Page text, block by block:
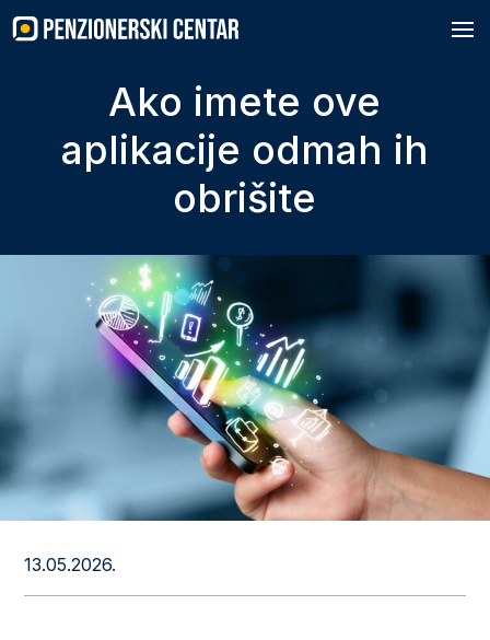
to
content
Ako imete ove
aplikacije odmah ih
obrišite
13.05.2026.